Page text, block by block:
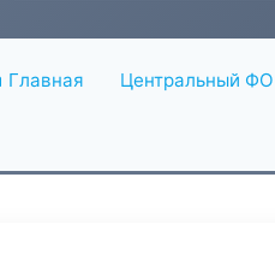
Главная Центральный ФО